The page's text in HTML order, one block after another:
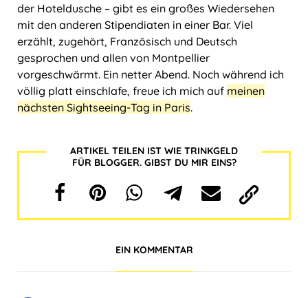
der Hoteldusche ‒ gibt es ein großes Wiedersehen
mit den anderen Stipendiaten in einer Bar. Viel
erzählt, zugehört, Französisch und Deutsch
gesprochen und allen von Montpellier
vorgeschwärmt. Ein netter Abend. Noch während ich
völlig platt einschlafe, freue ich mich auf meinen
nächsten Sightseeing-Tag in Paris.
ARTIKEL TEILEN IST WIE TRINKGELD
FÜR BLOGGER. GIBST DU MIR EINS?
EIN KOMMENTAR